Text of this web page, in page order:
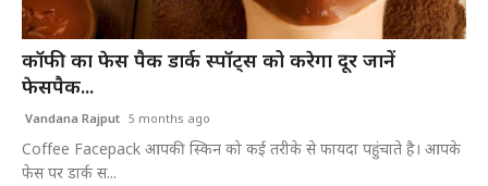
कॉफी का फेस पैक डार्क स्पॉट्स को करेगा दूर जानें
फेसपैक...
Vandana Rajput 5 months ago
Coffee Facepack आपकी स्किन को कई तरीके से फायदा पहुंचाते है। आपके
फेस पर डार्क स...